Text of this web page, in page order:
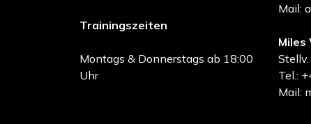
Trainingszeiten
Montags & Donnerstags ab 18:00
Uhr
Mail:
Miles
Tel.:
Mail: